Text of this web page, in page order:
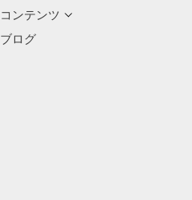
コンテンツ
ブログ